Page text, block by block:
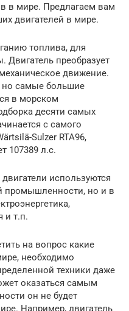
в мире. Предлагаем вам
двигателей в мире.
топлива, для
преобразует
движение.
но самые большие
в морском
десяти самых
с самого
Sulzer RTA96,
107389 л.с.
используются
промышленности, но и в
и т.п.
на вопрос какие
необходимо
техники даже
оказаться самым
он не будет
Например, двигатель